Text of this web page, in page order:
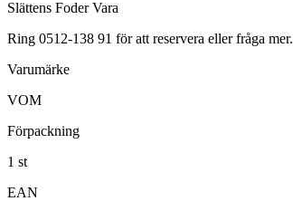
Slättens Foder Vara
Ring 0512-138 91 för att reservera eller fråga mer.
Varumärke
VOM
Förpackning
1 st
EAN